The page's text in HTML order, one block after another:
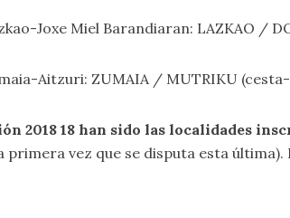
Joxe Miel Barandiaran: LAZKAO /
Aitzuri: ZUMAIA / MUTRIKU
2018 18 han sido las localidades
primera vez que se disputa esta